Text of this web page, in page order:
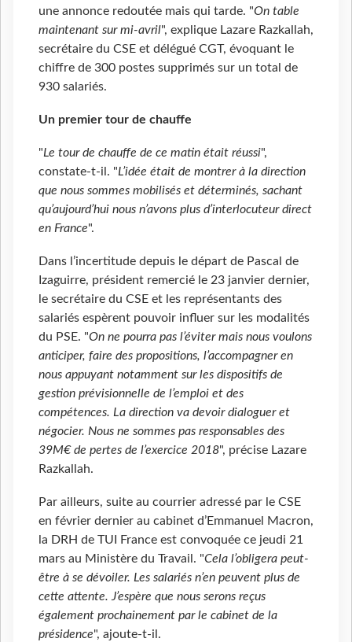
une annonce redoutée mais qui tarde. "On table
maintenant sur mi-avril", explique Lazare Razkallah,
secrétaire du CSE et délégué CGT, évoquant le
chiffre de 300 postes supprimés sur un total de
930 salariés.
Un premier tour de chauffe
"Le tour de chauffe de ce matin était réussi",
constate-t-il. "L’idée était de montrer à la direction
que nous sommes mobilisés et déterminés, sachant
qu’aujourd’hui nous n’avons plus d’interlocuteur direct
en France".
Dans l’incertitude depuis le départ de Pascal de
Izaguirre, président remercié le 23 janvier dernier,
le secrétaire du CSE et les représentants des
salariés espèrent pouvoir influer sur les modalités
du PSE. "On ne pourra pas l’éviter mais nous voulons
anticiper, faire des propositions, l’accompagner en
nous appuyant notamment sur les dispositifs de
gestion prévisionnelle de l’emploi et des
compétences. La direction va devoir dialoguer et
négocier. Nous ne sommes pas responsables des
39M€ de pertes de l’exercice 2018", précise Lazare
Razkallah.
Par ailleurs, suite au courrier adressé par le CSE
en février dernier au cabinet d’Emmanuel Macron,
la DRH de TUI France est convoquée ce jeudi 21
mars au Ministère du Travail. "Cela l’obligera peut-
être à se dévoiler. Les salariés n’en peuvent plus de
cette attente. J’espère que nous serons reçus
également prochainement par le cabinet de la
présidence", ajoute-t-il.